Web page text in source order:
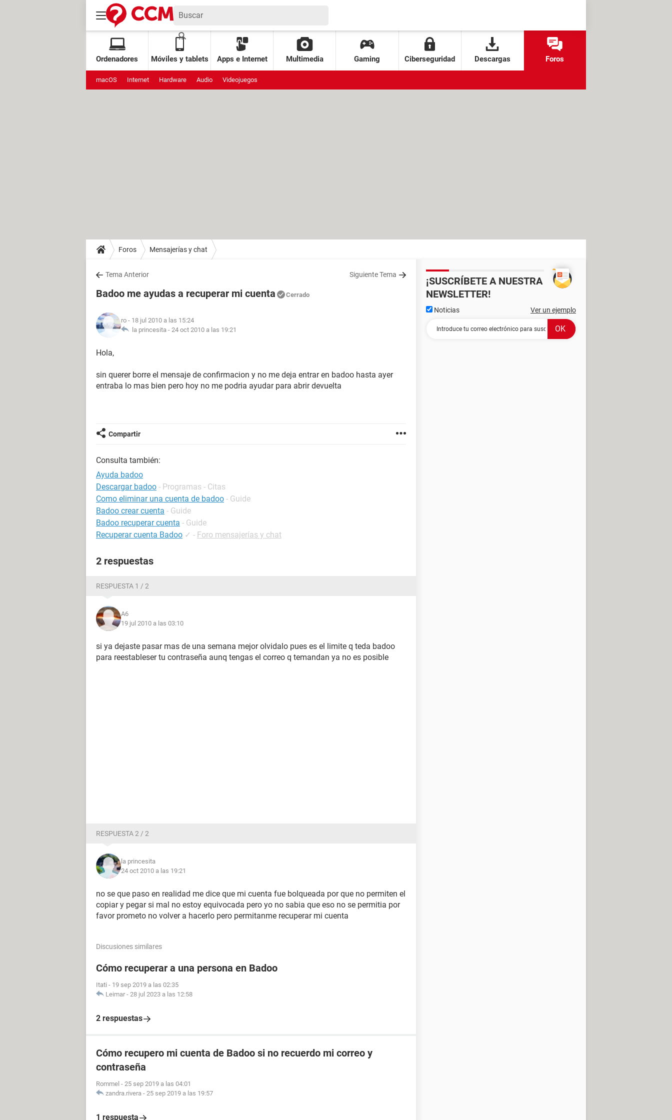
Ordenadores Móviles y tablets Apps e Internet Multimedia Gaming Ciberseguridad Descargas Foros
macOS Internet Hardware Audio Videojuegos
Foros Mensajerías y chat
Tema Anterior Siguiente Tema
Badoo me ayudas a recuperar mi cuenta Cerrado
ro - 18 jul 2010 a las 15:24
la princesita - 24 oct 2010 a las 19:21
Hola,
sin querer borre el mensaje de confirmacion y no me deja entrar en badoo hasta ayer
entraba lo mas bien pero hoy no me podria ayudar para abrir devuelta
Compartir
Consulta también:
Ayuda badoo
Descargar badoo - Programas - Citas
Como eliminar una cuenta de badoo - Guide
Badoo crear cuenta - Guide
Badoo recuperar cuenta - Guide
Recuperar cuenta Badoo ✓ - Foro mensajerías y chat
2 respuestas
RESPUESTA 1 / 2
A6
19 jul 2010 a las 03:10
si ya dejaste pasar mas de una semana mejor olvidalo pues es el limite q teda badoo
para reestableser tu contraseña aunq tengas el correo q temandan ya no es posible
RESPUESTA 2 / 2
la princesita
24 oct 2010 a las 19:21
no se que paso en realidad me dice que mi cuenta fue bolqueada por que no permiten el
copiar y pegar si mal no estoy equivocada pero yo no sabia que eso no se permitia por
favor prometo no volver a hacerlo pero permitanme recuperar mi cuenta
Discusiones similares
Cómo recuperar a una persona en Badoo
Itati - 19 sep 2019 a las 02:35
Leimar - 28 jul 2023 a las 12:58
2 respuestas
Cómo recupero mi cuenta de Badoo si no recuerdo mi correo y
contraseña
Rommel - 25 sep 2019 a las 04:01
zandra.rivera - 25 sep 2019 a las 19:57
1 respuesta
¡SUSCRÍBETE A NUESTRA
NEWSLETTER!
Noticias Ver un ejemplo